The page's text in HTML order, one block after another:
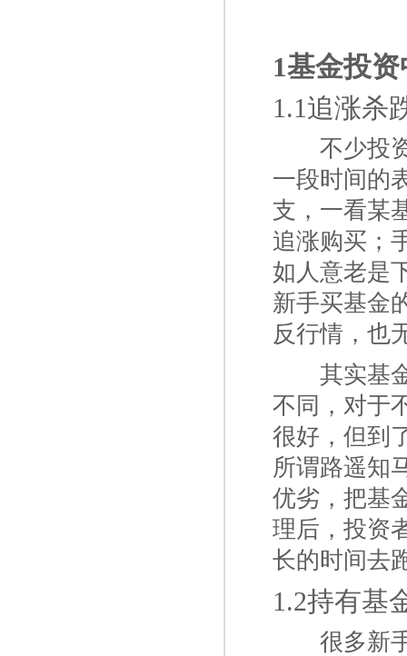
1基金投
1.1追涨杀
不少投
一段时间的
支，一看某
追涨购买；
如人意老是
新手买基金
反行情，也
其实基
不同，对于
很好，但到
所谓路遥知
优劣，把基
理后，投资
长的时间去
1.2持有基
很多新